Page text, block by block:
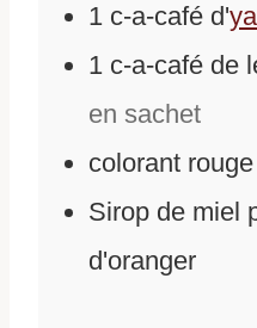
1 c-a-café d'
1 c-a-café de
en sachet
colorant
Sirop de miel
d'oranger